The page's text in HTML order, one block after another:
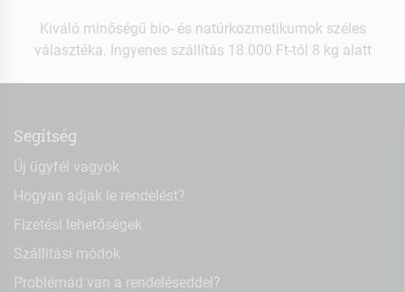
Kiváló minőségű bio- és natúrkozmetikumok széles
választéka. Ingyenes szállítás 18.000 Ft-tól 8 kg alatt
Segítség
Új ügyfél vagyok
Hogyan adjak le rendelést?
Fizetési lehetőségek
Szállítási módok
Problémád van a rendeléseddel?